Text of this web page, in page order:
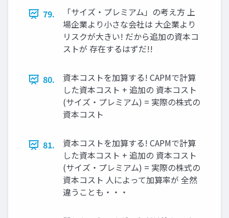
79.
「サイズ・プレミアム」の考え方 上
場企業より小さな会社は 大企業より
リスクが大きい! だから追加の資本コ
ストが 存在するはずだ!!
80.
資本コストを加算する! CAPMで計算
した資本コスト + 追加の 資本コスト
(サイズ・プレミアム) = 実際の株式の
資本コスト
81.
資本コストを加算する! CAPMで計算
した資本コスト + 追加の 資本コスト
(サイズ・プレミアム) = 実際の株式の
資本コスト 人によって加算率が 全然
違うことも・・・